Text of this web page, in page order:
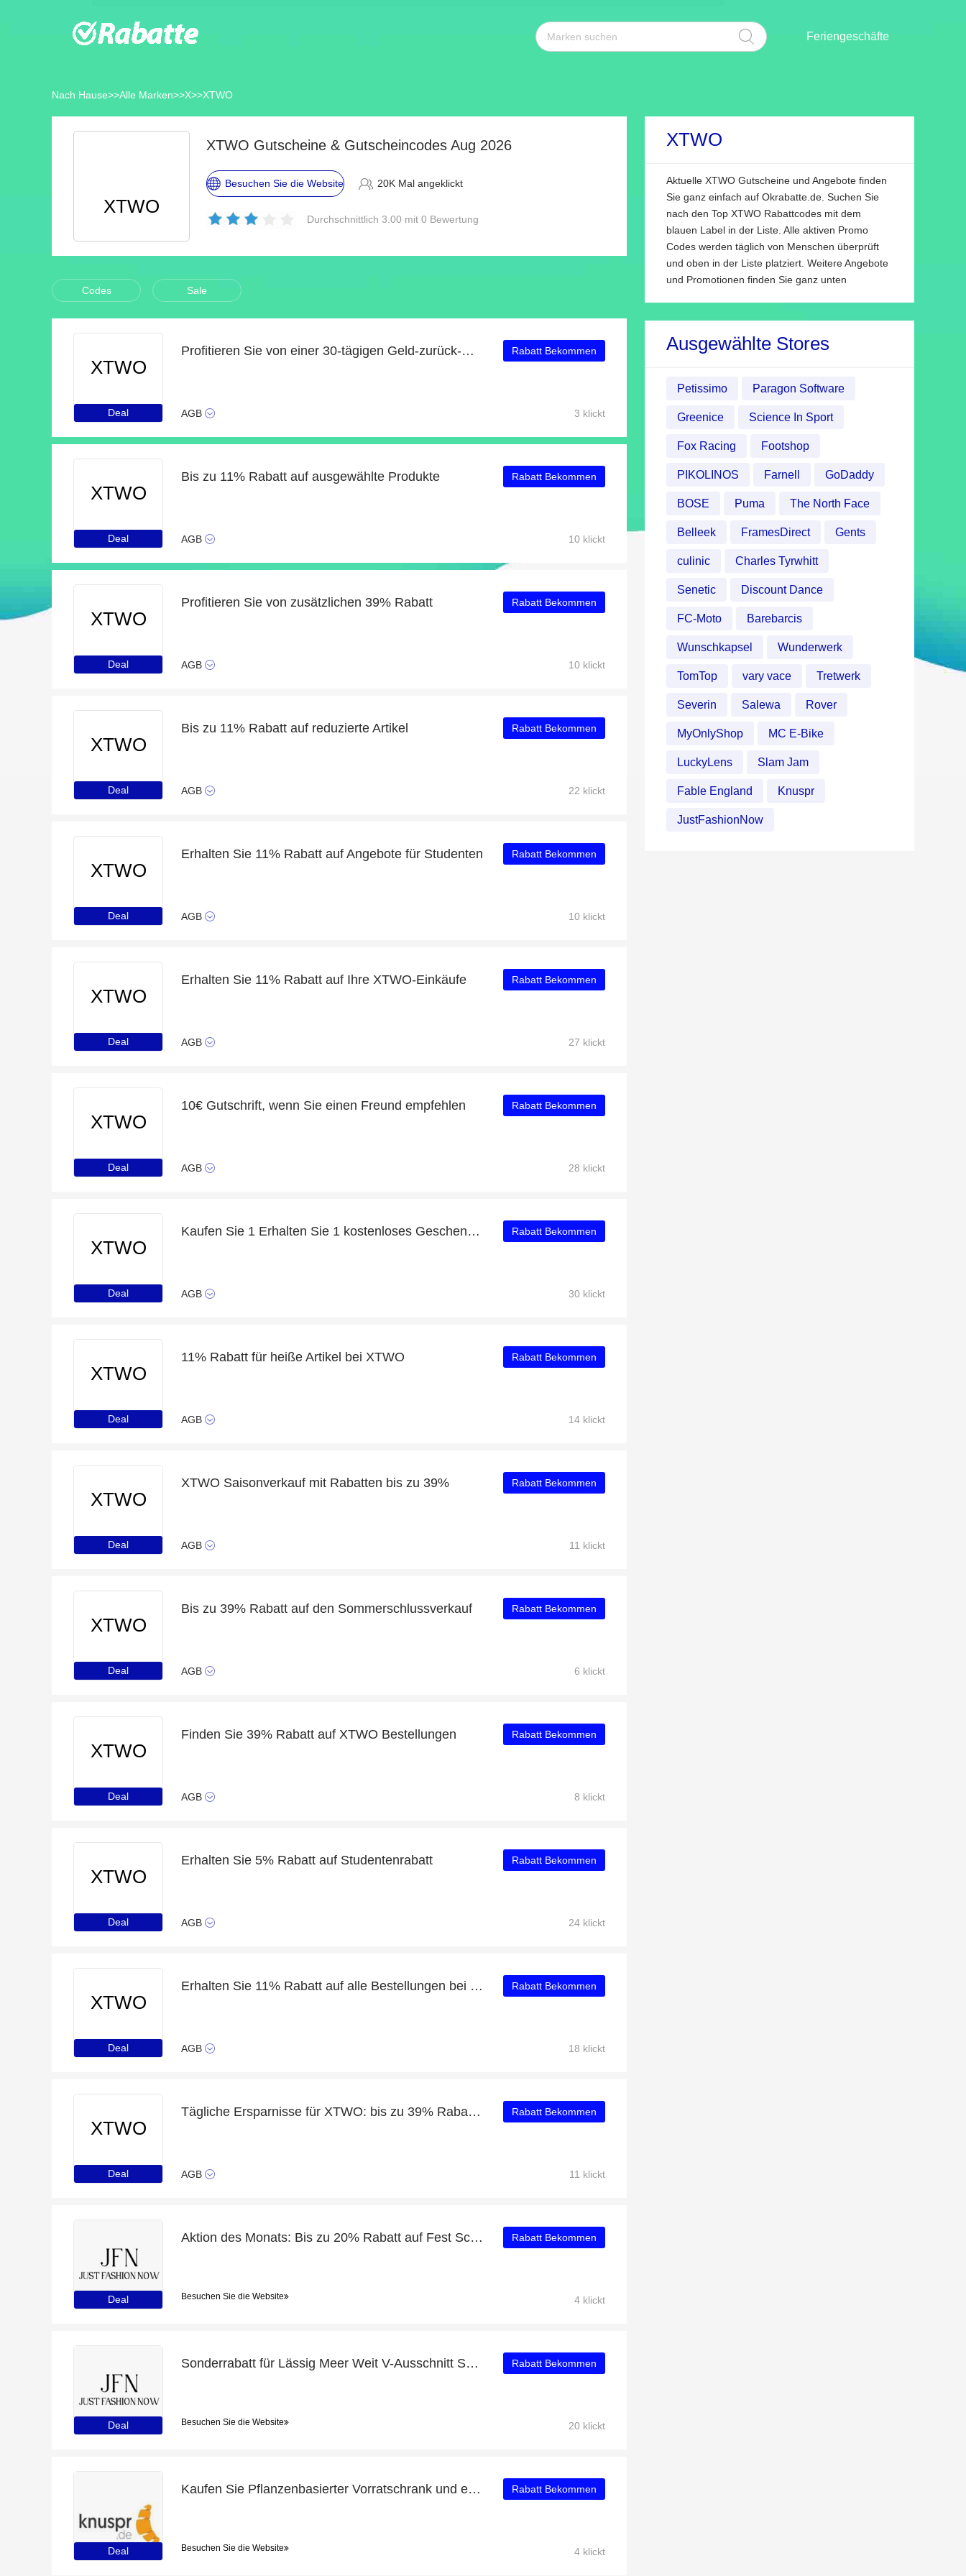
Feriengeschäfte
Nach Hause>>Alle Marken>>X>>XTWO
XTWO
XTWO Gutscheine & Gutscheincodes Aug 2026
Besuchen Sie die Website 20K Mal angeklickt
Durchschnittlich 3.00 mit 0 Bewertung
Codes Sale
XTWO
Deal
Profitieren Sie von einer 30-tägigen Geld-zurück-Garantie
AGB
Rabatt Bekommen
3 klickt
XTWO
Deal
Bis zu 11% Rabatt auf ausgewählte Produkte
AGB
Rabatt Bekommen
10 klickt
XTWO
Deal
Profitieren Sie von zusätzlichen 39% Rabatt
AGB
Rabatt Bekommen
10 klickt
XTWO
Deal
Bis zu 11% Rabatt auf reduzierte Artikel
AGB
Rabatt Bekommen
22 klickt
XTWO
Deal
Erhalten Sie 11% Rabatt auf Angebote für Studenten
AGB
Rabatt Bekommen
10 klickt
XTWO
Deal
Erhalten Sie 11% Rabatt auf Ihre XTWO-Einkäufe
AGB
Rabatt Bekommen
27 klickt
XTWO
Deal
10€ Gutschrift, wenn Sie einen Freund empfehlen
AGB
Rabatt Bekommen
28 klickt
XTWO
Deal
Kaufen Sie 1 Erhalten Sie 1 kostenloses Geschenk auf ausgewählte Artikel
AGB
Rabatt Bekommen
30 klickt
XTWO
Deal
11% Rabatt für heiße Artikel bei XTWO
AGB
Rabatt Bekommen
14 klickt
XTWO
Deal
XTWO Saisonverkauf mit Rabatten bis zu 39%
AGB
Rabatt Bekommen
11 klickt
XTWO
Deal
Bis zu 39% Rabatt auf den Sommerschlussverkauf
AGB
Rabatt Bekommen
6 klickt
XTWO
Deal
Finden Sie 39% Rabatt auf XTWO Bestellungen
AGB
Rabatt Bekommen
8 klickt
XTWO
Deal
Erhalten Sie 5% Rabatt auf Studentenrabatt
AGB
Rabatt Bekommen
24 klickt
XTWO
Deal
Erhalten Sie 11% Rabatt auf alle Bestellungen bei XTWO
AGB
Rabatt Bekommen
18 klickt
XTWO
Deal
Tägliche Ersparnisse für XTWO: bis zu 39% Rabatt + kostenlose Geschenke und mehr
AGB
Rabatt Bekommen
11 klickt
Deal
Aktion des Monats: Bis zu 20% Rabatt auf Fest Schneemann Lässig Leggings
Besuchen Sie die Website
Rabatt Bekommen
4 klickt
Deal
Sonderrabatt für Lässig Meer Weit V-Ausschnitt Sweatshirt - bis zu 50% Rabatt
Besuchen Sie die Website
Rabatt Bekommen
20 klickt
Deal
Kaufen Sie Pflanzenbasierter Vorratschrank und erhalten Sie 21% Rabatt
Besuchen Sie die Website
Rabatt Bekommen
4 klickt
XTWO
Aktuelle XTWO Gutscheine und Angebote finden
Sie ganz einfach auf Okrabatte.de. Suchen Sie
nach den Top XTWO Rabattcodes mit dem
blauen Label in der Liste. Alle aktiven Promo
Codes werden täglich von Menschen überprüft
und oben in der Liste platziert. Weitere Angebote
und Promotionen finden Sie ganz unten
Ausgewählte Stores
Petissimo Paragon Software
Greenice Science In Sport
Fox Racing Footshop
PIKOLINOS Farnell GoDaddy
BOSE Puma The North Face
Belleek FramesDirect Gents
culinic Charles Tyrwhitt
Senetic Discount Dance
FC-Moto Barebarcis
Wunschkapsel Wunderwerk
TomTop vary vace Tretwerk
Severin Salewa Rover
MyOnlyShop MC E-Bike
LuckyLens Slam Jam
Fable England Knuspr
JustFashionNow